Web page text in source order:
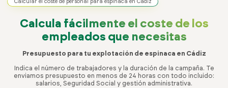
Calcular el coste de personal para espinaca en Cádiz
Calcula fácilmente el coste de los
empleados que necesitas
Presupuesto para tu explotación de espinaca en Cádiz
Indica el número de trabajadores y la duración de la campaña. Te
enviamos presupuesto en menos de 24 horas con todo incluido:
salarios, Seguridad Social y gestión administrativa.